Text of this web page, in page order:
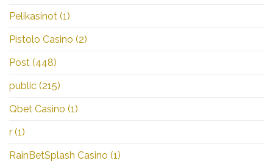
Pelikasinot (1)
Pistolo Casino (2)
Post (448)
public (215)
Qbet Casino (1)
r (1)
RainBetSplash Casino (1)